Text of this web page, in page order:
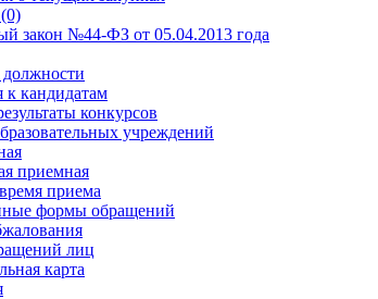
закон №44-ФЗ от 05.04.2013 года
к кандидатам
конкурсов
учреждений
приемная
приема
формы обращений
лиц
карта